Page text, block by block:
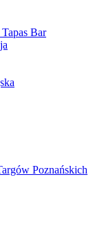
Bar
Poznańskich